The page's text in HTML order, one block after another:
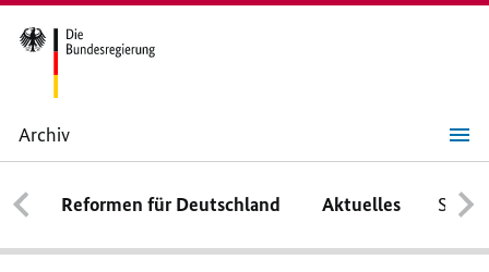
Archiv
Verbindliche
Ziele
für
den
Naturschutz
Reformen für Deutschland Aktuelles